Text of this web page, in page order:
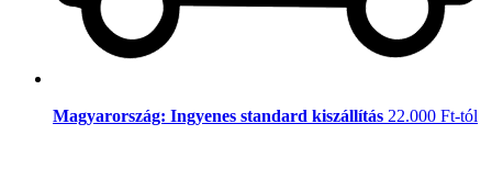
Magyarország: Ingyenes standard kiszállítás 22.000 Ft-tól